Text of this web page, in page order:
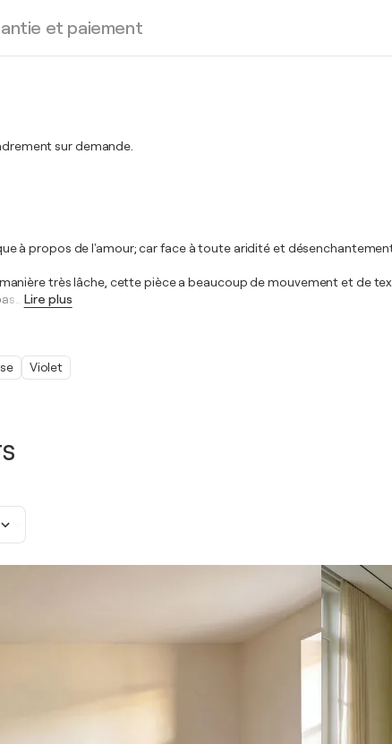
et paiement
sur demande.
à propos de l'amour; car face à toute aridité et désenchantement,
très lâche, cette pièce a beaucoup de mouvement et de
Lire plus
Violet